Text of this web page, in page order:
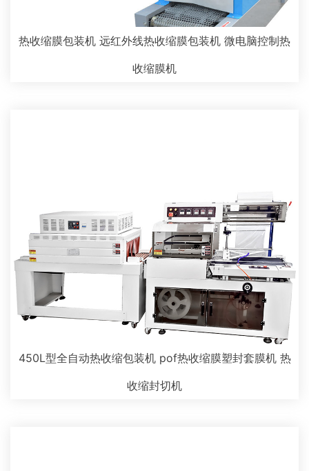
热收缩膜包装机 远红外线热收缩膜包装机 微电脑控制热
收缩膜机
450L型全自动热收缩包装机 pof热收缩膜塑封套膜机 热
收缩封切机